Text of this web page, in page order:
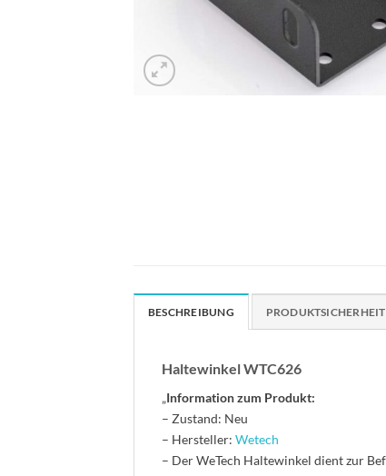
BESCHREIBUNG PRODUKTSICHERHEIT
Haltewinkel WTC626
„Information zum Produkt:
– Zustand: Neu
– Hersteller: Wetech
– Der WeTech Haltewinkel dient zur